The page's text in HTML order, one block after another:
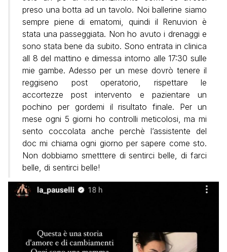
preso una botta ad un tavolo. Noi ballerine siamo
sempre piene di ematomi, quindi il Renuvion è
stata una passeggiata. Non ho avuto i drenaggi e
sono stata bene da subito. Sono entrata in clinica
all 8 del mattino e dimessa intorno alle 17:30 sulle
mie gambe. Adesso per un mese dovrò tenere il
reggiseno post operatorio, rispettare le
accortezze post intervento e pazientare un
pochino per gordemi il risultato finale. Per un
mese ogni 5 giorni ho controlli meticolosi, ma mi
sento coccolata anche perchè l’assistente del
doc mi chiama ogni giorno per sapere come sto.
Non dobbiamo smetttere di sentirci belle, di farci
belle, di sentirci belle!